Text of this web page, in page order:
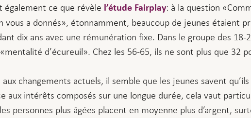
également ce que révèle l’étude Fairplay: à la question
vous a donnés», étonnamment, beaucoup de jeunes étaient
dix ans avec une rémunération fixe. Dans le groupe des
d’écureuil». Chez les 56-65, ils ne sont plus que 32
aux changements actuels, il semble que les jeunes savent
aux intérêts composés sur une longue durée, cela vaut
personnes plus âgées placent en moyenne plus d’argent,